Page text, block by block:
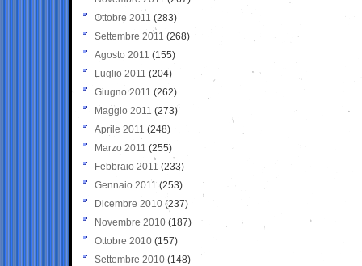
Ottobre 2011 (283)
Settembre 2011 (268)
Agosto 2011 (155)
Luglio 2011 (204)
Giugno 2011 (262)
Maggio 2011 (273)
Aprile 2011 (248)
Marzo 2011 (255)
Febbraio 2011 (233)
Gennaio 2011 (253)
Dicembre 2010 (237)
Novembre 2010 (187)
Ottobre 2010 (157)
Settembre 2010 (148)